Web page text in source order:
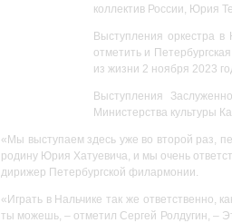
коллектив России, Юрия
Выступления оркестра в
отметить и
из жизни 2 ноября 2023
Выступления
Министерства культуры
«Мы выступаем здесь уже во второй раз,
родину Юрия Хатуевича, и мы очень
дирижер Петербургской филармонии.
«Играть в Нальчике так же ответственно,
ты можешь, – отметил Сергей Ролдугин, –